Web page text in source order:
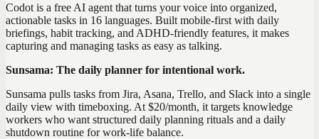
Codot is a free AI agent that turns your voice into organized,
actionable tasks in 16 languages. Built mobile-first with daily
briefings, habit tracking, and ADHD-friendly features, it makes
capturing and managing tasks as easy as talking.
Sunsama: The daily planner for intentional work.
Sunsama pulls tasks from Jira, Asana, Trello, and Slack into a single
daily view with timeboxing. At $20/month, it targets knowledge
workers who want structured daily planning rituals and a daily
shutdown routine for work-life balance.